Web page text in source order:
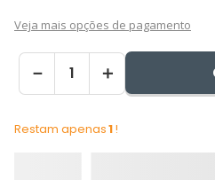
Veja mais opções de pagamento
＋
－
Restam apenas1!